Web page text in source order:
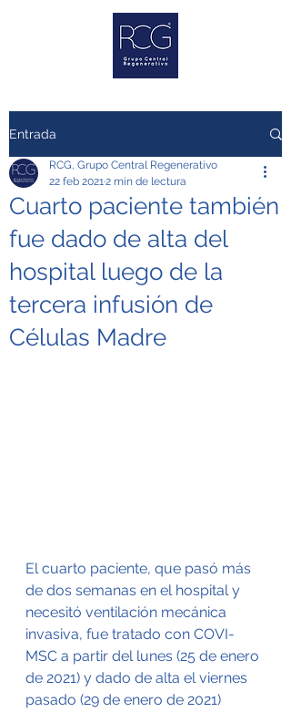
Entrada
Cuarto paciente también
fue dado de alta del
hospital luego de la
tercera infusión de
Células Madre
RCG, Grupo Central Regenerativo
22 feb 20212 min de lectura
El cuarto paciente, que pasó más
de dos semanas en el hospital y
necesitó ventilación mecánica
invasiva, fue tratado con COVI-
MSC a partir del lunes (25 de enero
de 2021) y dado de alta el viernes
pasado (29 de enero de 2021)